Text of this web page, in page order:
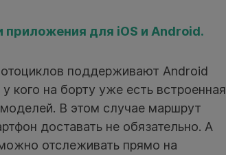
для iOS и Android.
поддерживают Android
кого на борту уже есть встроенная
В этом случае маршрут
доставать не обязательно. А
отслеживать прямо на